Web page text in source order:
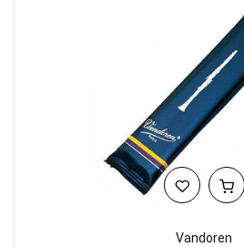
Vandoren